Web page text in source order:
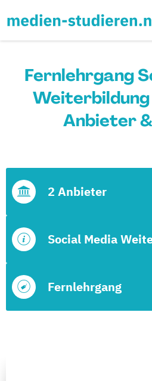
Fernlehrgang
Weiterbildung
Anbieter
Fernlehrgang
Social Media
2 Anbieter